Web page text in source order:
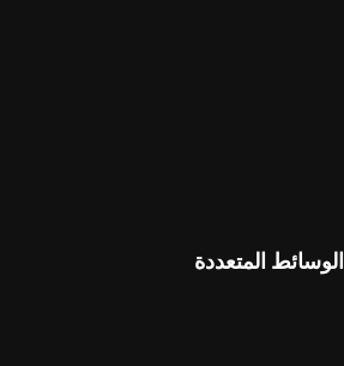
الوسائط المتعددة